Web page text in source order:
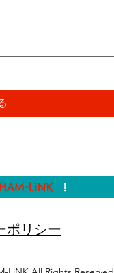
HAM-LiNK!
ポリシー